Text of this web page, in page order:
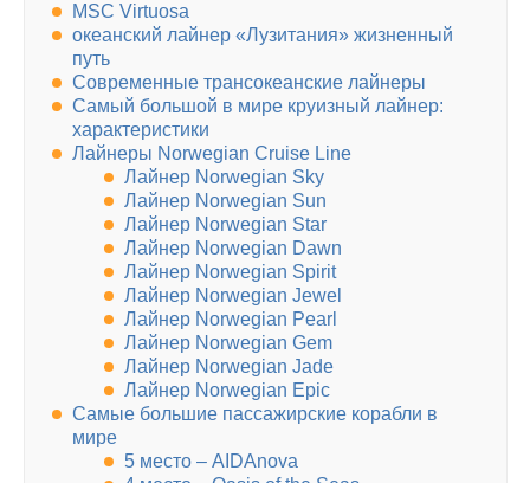
MSC Virtuosa
океанский лайнер «Лузитания» жизненный
путь
Современные трансокеанские лайнеры
Самый большой в мире круизный лайнер:
характеристики
Лайнеры Norwegian Cruise Line
Лайнер Norwegian Sky
Лайнер Norwegian Sun
Лайнер Norwegian Star
Лайнер Norwegian Dawn
Лайнер Norwegian Spirit
Лайнер Norwegian Jewel
Лайнер Norwegian Pearl
Лайнер Norwegian Gem
Лайнер Norwegian Jade
Лайнер Norwegian Epic
Самые большие пассажирские корабли в
мире
5 место – AIDAnova